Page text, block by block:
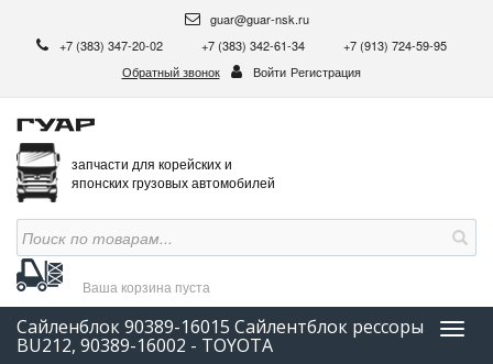
guar@guar-nsk.ru
+7 (383) 347-20-02
+7 (383) 342-61-34
+7 (913) 724-59-95
Обратный звонок
Войти Регистрация
запчасти для корейских и
японских грузовых автомобилей
Ваша корзина пуста
Сайленблок 90389-16015 Сайлентблок рессоры
BU212, 90389-16002 - TOYOTA